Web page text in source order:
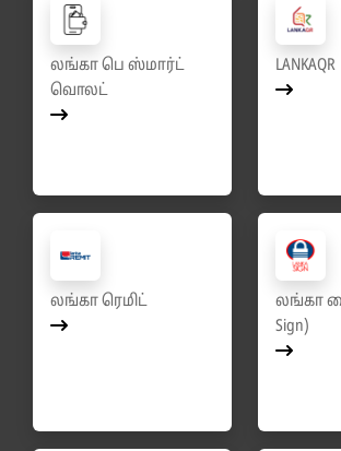
லங்கா பெ ஸ்மார்ட்
வொலட்
LANKAQR
லங்கா ரெமிட்
லங்கா
Sign)